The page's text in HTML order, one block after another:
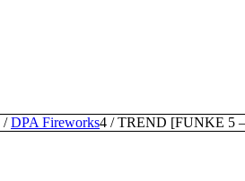
/ DPA Fireworks4 / TREND [FUNKE 5